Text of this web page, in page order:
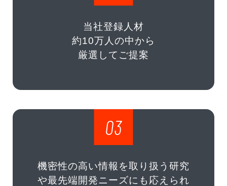
当社登録人材
約10万人の中から
厳選してご提案
03
機密性の高い情報を取り扱う研究
や最先端開発ニーズにも応えられ